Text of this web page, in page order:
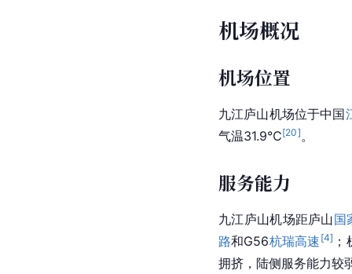
机场概况
机场位置
九江庐山机场位于中国
气温31.9℃[20] 。
服务能力
九江庐山机场距庐山国
路和G56杭瑞高速 [4]
拥挤，陆侧服务能力较